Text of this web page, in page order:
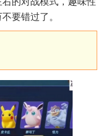
要错过了。